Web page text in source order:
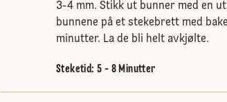
3-4 mm. Stikk ut bunner med en
bunnene på et stekebrett med
minutter. La de bli helt avkjølte.
Steketid: 5 - 8 Minutter